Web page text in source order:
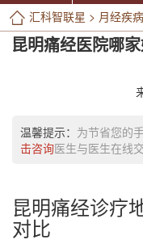
汇科智联星 > 月经疾病
昆明痛经医院哪
温馨提示： 为节省您的
击咨询医生与医生在线交
昆明痛经诊疗
对比